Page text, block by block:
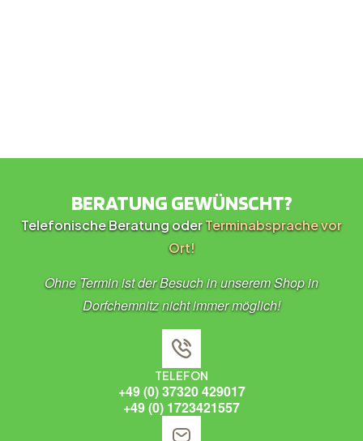
BERATUNG GEWÜNSCHT?
Telefonische Beratung oderTerminabsprache vor
Ort!
Ohne Termin ist der Besuch in unserem Shop in
Dorfchemnitz nicht immer möglich!
TELEFON
+49 (0) 37320 429017
+49 (0) 1723421557